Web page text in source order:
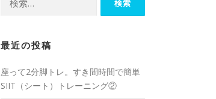
最近の投稿
座って2分脚トレ。すき間時間で簡単
SIIT（シート）トレーニング②